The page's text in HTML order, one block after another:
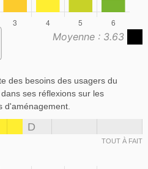
Moyenne : 3.63
des besoins des usagers du
ses réflexions sur les
d'aménagement.
D
TOUT À FAIT